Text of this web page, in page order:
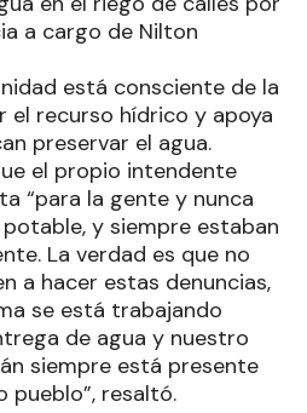
a cargo de Nilton
está consciente de la
el recurso hídrico y apoya
preservar el agua.
el propio intendente
“para la gente y nunca
y siempre estaban
La verdad es que no
a hacer estas denuncias,
se está trabajando
de agua y nuestro
siempre está presente
pueblo”, resaltó.